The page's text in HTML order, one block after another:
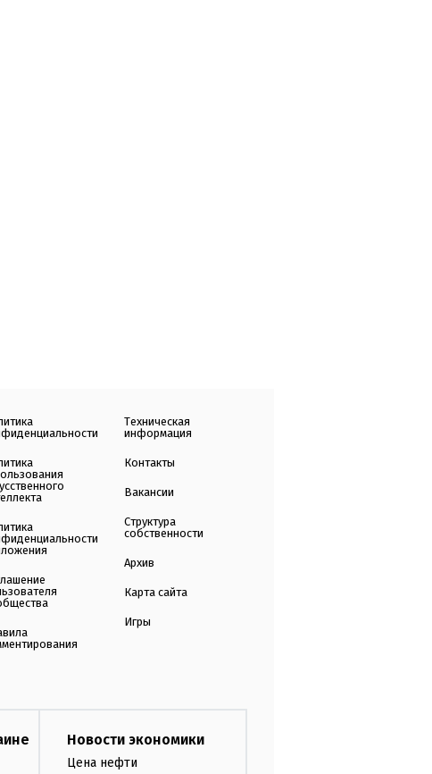
Техническая
информация
Контакты
Вакансии
Структура
собственности
Архив
Карта сайта
Игры
Новости экономики
Цена нефти